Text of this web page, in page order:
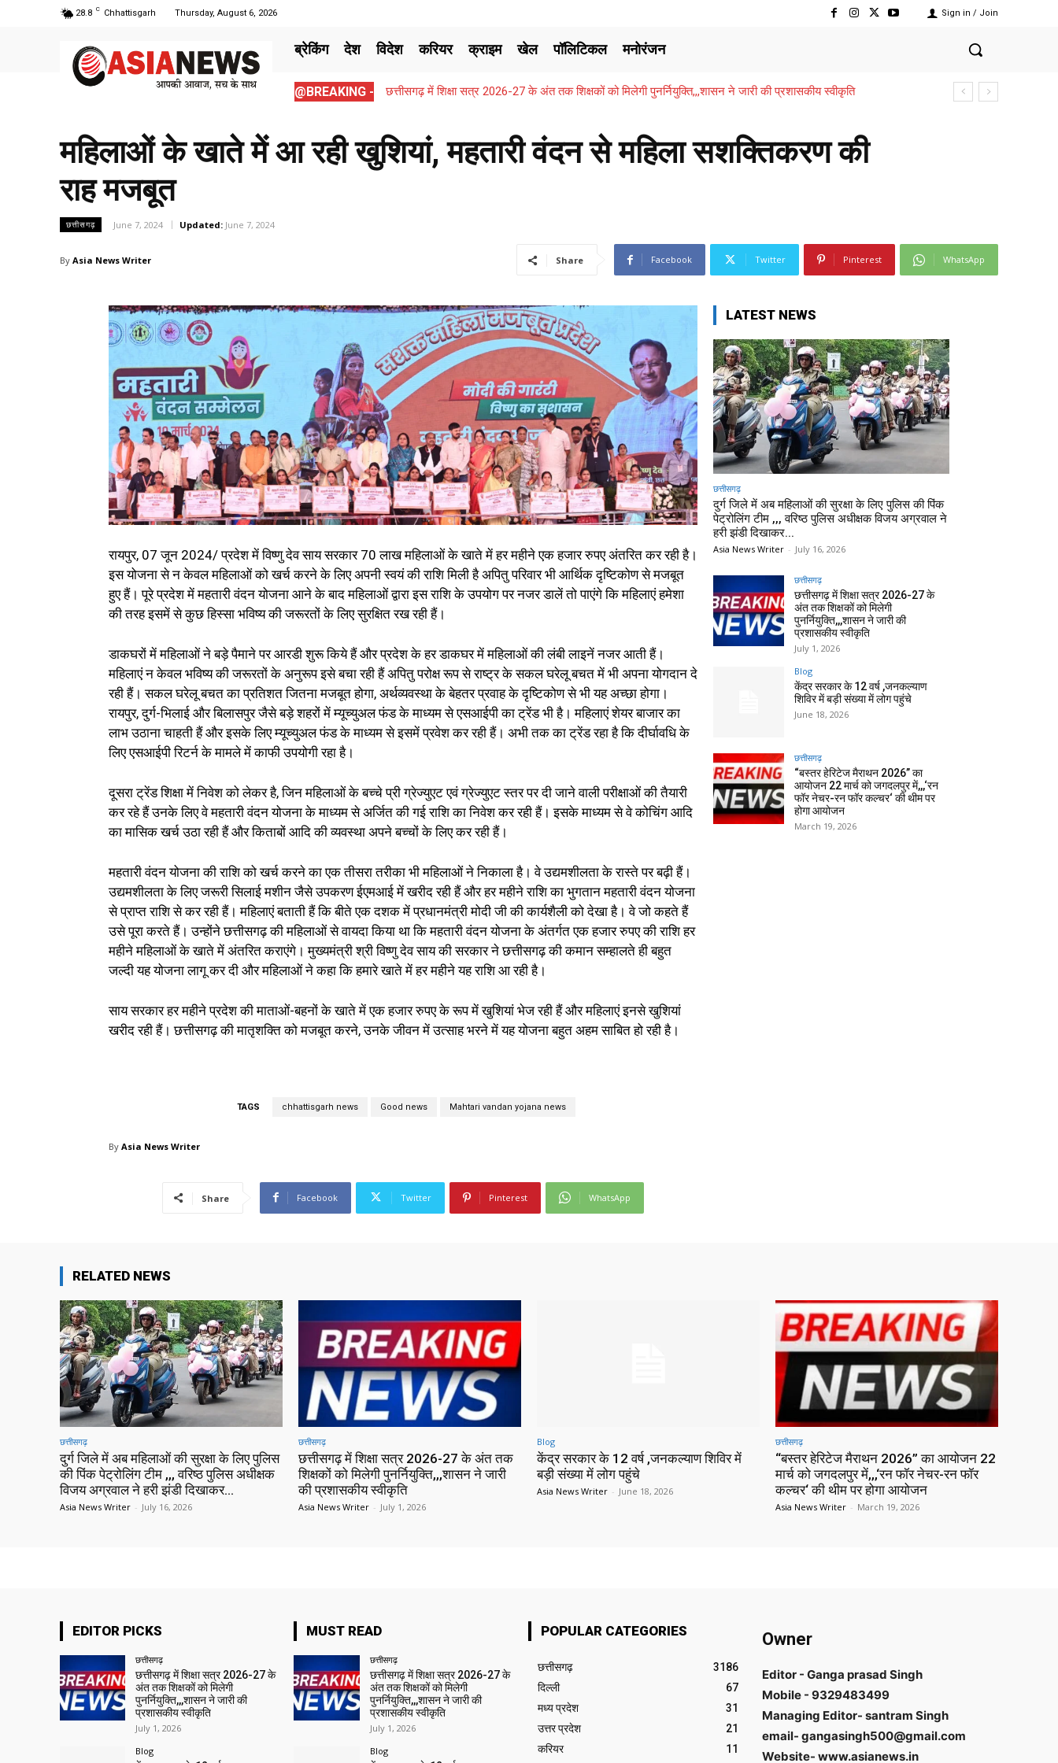
28.8 C Chhattisgarh Thursday, August 6, 2026 Sign in / Join
ब्रेकिंग देश विदेश करियर क्राइम खेल पॉलिटिकल मनोरंजन
@BREAKING - छत्तीसगढ़ में शिक्षा सत्र 2026-27 के अंत तक शिक्षकों को मिलेगी पुनर्नियुक्ति,,,शासन ने जारी की प्रशासकीय स्वीकृति
महिलाओं के खाते में आ रही खुशियां, महतारी वंदन से महिला सशक्तिकरण की
राह मजबूत
छत्तीसगढ़ June 7, 2024 Updated: June 7, 2024
By Asia News Writer Share Facebook Twitter Pinterest WhatsApp
रायपुर, 07 जून 2024/ प्रदेश में विष्णु देव साय सरकार 70 लाख महिलाओं के खाते में हर महीने एक हजार रुपए अंतरित कर रही है।
इस योजना से न केवल महिलाओं को खर्च करने के लिए अपनी स्वयं की राशि मिली है अपितु परिवार भी आर्थिक दृष्टिकोण से मजबूत
हुए हैं। पूरे प्रदेश में महतारी वंदन योजना आने के बाद महिलाओं द्वारा इस राशि के उपयोग पर नजर डालें तो पाएंगे कि महिलाएं हमेशा
की तरह इसमें से कुछ हिस्सा भविष्य की जरूरतों के लिए सुरक्षित रख रही हैं।
डाकघरों में महिलाओं ने बड़े पैमाने पर आरडी शुरू किये हैं और प्रदेश के हर डाकघर में महिलाओं की लंबी लाइनें नजर आती हैं।
महिलाएं न केवल भविष्य की जरूरतों के अनुरूप इसे बचा रही हैं अपितु परोक्ष रूप से राष्ट्र के सकल घरेलू बचत में भी अपना योगदान दे
रही हैं। सकल घरेलू बचत का प्रतिशत जितना मजबूत होगा, अर्थव्यवस्था के बेहतर प्रवाह के दृष्टिकोण से भी यह अच्छा होगा।
रायपुर, दुर्ग-भिलाई और बिलासपुर जैसे बड़े शहरों में म्यूच्युअल फंड के माध्यम से एसआईपी का ट्रेंड भी है। महिलाएं शेयर बाजार का
लाभ उठाना चाहती हैं और इसके लिए म्यूच्युअल फंड के माध्यम से इसमें प्रवेश कर रही हैं। अभी तक का ट्रेंड रहा है कि दीर्घावधि के
लिए एसआईपी रिटर्न के मामले में काफी उपयोगी रहा है।
दूसरा ट्रेंड शिक्षा में निवेश को लेकर है, जिन महिलाओं के बच्चे प्री ग्रेज्युएट एवं ग्रेज्युएट स्तर पर दी जाने वाली परीक्षाओं की तैयारी
कर रहे हैं उनके लिए वे महतारी वंदन योजना के माध्यम से अर्जित की गई राशि का निवेश कर रही हैं। इसके माध्यम से वे कोचिंग आदि
का मासिक खर्च उठा रही हैं और किताबों आदि की व्यवस्था अपने बच्चों के लिए कर रही हैं।
महतारी वंदन योजना की राशि को खर्च करने का एक तीसरा तरीका भी महिलाओं ने निकाला है। वे उद्यमशीलता के रास्ते पर बढ़ी हैं।
उद्यमशीलता के लिए जरूरी सिलाई मशीन जैसे उपकरण ईएमआई में खरीद रही हैं और हर महीने राशि का भुगतान महतारी वंदन योजना
से प्राप्त राशि से कर रही हैं। महिलाएं बताती हैं कि बीते एक दशक में प्रधानमंत्री मोदी जी की कार्यशैली को देखा है। वे जो कहते हैं
उसे पूरा करते हैं। उन्होंने छत्तीसगढ़ की महिलाओं से वायदा किया था कि महतारी वंदन योजना के अंतर्गत एक हजार रुपए की राशि हर
महीने महिलाओं के खाते में अंतरित कराएंगे। मुख्यमंत्री श्री विष्णु देव साय की सरकार ने छत्तीसगढ़ की कमान सम्हालते ही बहुत
जल्दी यह योजना लागू कर दी और महिलाओं ने कहा कि हमारे खाते में हर महीने यह राशि आ रही है।
साय सरकार हर महीने प्रदेश की माताओं-बहनों के खाते में एक हजार रुपए के रूप में खुशियां भेज रही हैं और महिलाएं इनसे खुशियां
खरीद रही हैं। छत्तीसगढ़ की मातृशक्ति को मजबूत करने, उनके जीवन में उत्साह भरने में यह योजना बहुत अहम साबित हो रही है।
TAGS chhattisgarh news Good news Mahtari vandan yojana news
By Asia News Writer
Share Facebook Twitter Pinterest WhatsApp
LATEST NEWS
छत्तीसगढ़
दुर्ग जिले में अब महिलाओं की सुरक्षा के लिए पुलिस की पिंक
पेट्रोलिंग टीम ,,, वरिष्ठ पुलिस अधीक्षक विजय अग्रवाल ने
हरी झंडी दिखाकर...
Asia News Writer - July 16, 2026
छत्तीसगढ़
छत्तीसगढ़ में शिक्षा सत्र 2026-27 के
अंत तक शिक्षकों को मिलेगी
पुनर्नियुक्ति,,,शासन ने जारी की
प्रशासकीय स्वीकृति
July 1, 2026
Blog
केंद्र सरकार के 12 वर्ष ,जनकल्याण
शिविर में बड़ी संख्या में लोग पहुंचे
June 18, 2026
छत्तीसगढ़
“बस्तर हेरिटेज मैराथन 2026” का
आयोजन 22 मार्च को जगदलपुर में,,,‘रन
फॉर नेचर-रन फॉर कल्चर‘ की थीम पर
होगा आयोजन
March 19, 2026
RELATED NEWS
छत्तीसगढ़
दुर्ग जिले में अब महिलाओं की सुरक्षा के लिए पुलिस
की पिंक पेट्रोलिंग टीम ,,, वरिष्ठ पुलिस अधीक्षक
विजय अग्रवाल ने हरी झंडी दिखाकर...
Asia News Writer - July 16, 2026
छत्तीसगढ़
छत्तीसगढ़ में शिक्षा सत्र 2026-27 के अंत तक
शिक्षकों को मिलेगी पुनर्नियुक्ति,,,शासन ने जारी
की प्रशासकीय स्वीकृति
Asia News Writer - July 1, 2026
Blog
केंद्र सरकार के 12 वर्ष ,जनकल्याण शिविर में
बड़ी संख्या में लोग पहुंचे
Asia News Writer - June 18, 2026
छत्तीसगढ़
“बस्तर हेरिटेज मैराथन 2026” का आयोजन 22
मार्च को जगदलपुर में,,,‘रन फॉर नेचर-रन फॉर
कल्चर‘ की थीम पर होगा आयोजन
Asia News Writer - March 19, 2026
EDITOR PICKS
छत्तीसगढ़
छत्तीसगढ़ में शिक्षा सत्र 2026-27 के
अंत तक शिक्षकों को मिलेगी
पुनर्नियुक्ति,,,शासन ने जारी की
प्रशासकीय स्वीकृति
July 1, 2026
Blog
MUST READ
छत्तीसगढ़
छत्तीसगढ़ में शिक्षा सत्र 2026-27 के
अंत तक शिक्षकों को मिलेगी
पुनर्नियुक्ति,,,शासन ने जारी की
प्रशासकीय स्वीकृति
July 1, 2026
Blog
POPULAR CATEGORIES
छत्तीसगढ़
3186
दिल्ली
67
मध्य प्रदेश
31
उत्तर प्रदेश
21
करियर
11
Owner
Editor - Ganga prasad Singh
Mobile - 9329483499
Managing Editor- santram Singh
email- gangasingh500@gmail.com
Website- www.asianews.in